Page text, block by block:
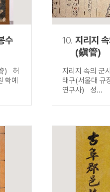
수
) 허
학예
10. 지리지
(鎭管)
지리지 속의
태구(서울대 규
연구사) 성...